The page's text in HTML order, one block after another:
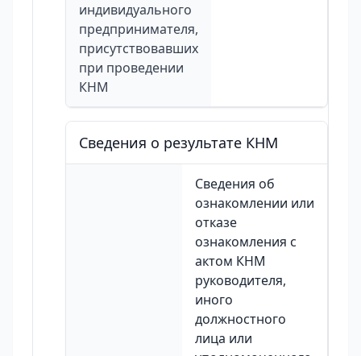
индивидуального
предпринимателя,
присутствовавших
при проведении
КНМ
Сведения о результате КНМ
Сведения об
ознакомлении или
отказе
ознакомления с
актом КНМ
руководителя,
иного
должностного
лица или